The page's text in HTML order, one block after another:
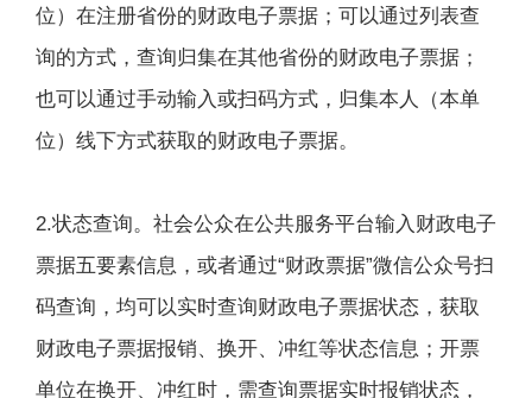
位）在注册省份的财政电子票据；可以通过列表查
询的方式，查询归集在其他省份的财政电子票据；
也可以通过手动输入或扫码方式，归集本人（本单
位）线下方式获取的财政电子票据。
2.状态查询。社会公众在公共服务平台输入财政电子
票据五要素信息，或者通过“财政票据”微信公众号扫
码查询，均可以实时查询财政电子票据状态，获取
财政电子票据报销、换开、冲红等状态信息；开票
单位在换开、冲红时，需查询票据实时报销状态，